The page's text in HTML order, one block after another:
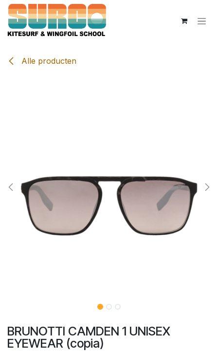
Overslaan naar inhoud
Alle producten
BRUNOTTI CAMDEN 1 UNISEX
EYEWEAR (copia)